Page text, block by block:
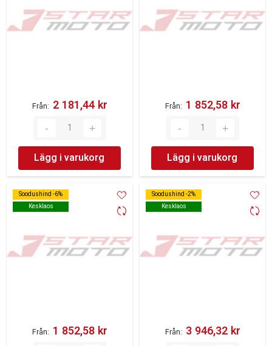
Från 2 181,44 kr‎
Lägg i varukorg
Från 1 852,58 kr‎
Lägg i varukorg
Soodushind -6%
Kesklaos
Soodushind -6%
Kesklaos
Från 1 852,58 kr‎
Soodushind -2%
Kesklaos
Soodushind -2%
Kesklaos
Från 3 946,32 kr‎